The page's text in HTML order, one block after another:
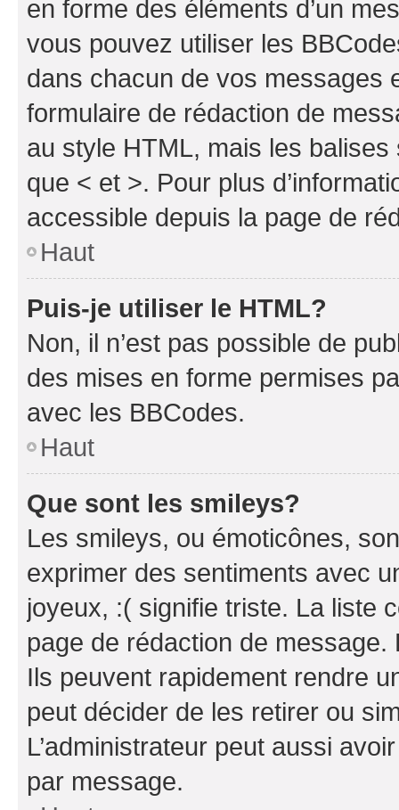
en forme des éléments d’un
vous pouvez utiliser les
dans chacun de vos messages
formulaire de rédaction de
au style HTML, mais les
que < et >. Pour plus
accessible depuis la page de
Haut
Puis-je utiliser le HTML?
Non, il n’est pas possible de
des mises en forme permises
avec les BBCodes.
Haut
Que sont les smileys?
Les smileys, ou émoticônes,
exprimer des sentiments avec
joyeux, :( signifie triste. La liste
page de rédaction de
Ils peuvent rapidement rendre
peut décider de les retirer ou
L’administrateur peut aussi
par message.